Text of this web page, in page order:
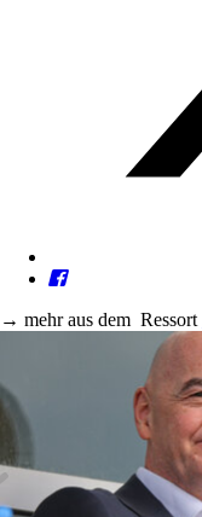
→ mehr aus dem Ressort